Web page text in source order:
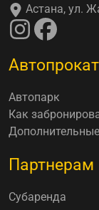
Астана, ул.
Автопрокат
Автопарк
Как
Партнерам
Субаренда